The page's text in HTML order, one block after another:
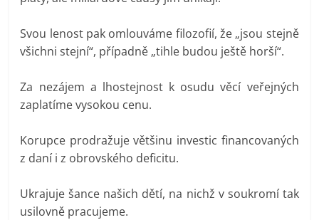
Svou lenost pak omlouváme filozofií, že „jsou stejně
všichni stejní“, případně „tihle budou ještě horší“.
Za nezájem a lhostejnost k osudu věcí veřejných
zaplatíme vysokou cenu.
Korupce prodražuje většinu investic financovaných
z daní i z obrovského deficitu.
Ukrajuje šance našich dětí, na nichž v soukromí tak
usilovně pracujeme.